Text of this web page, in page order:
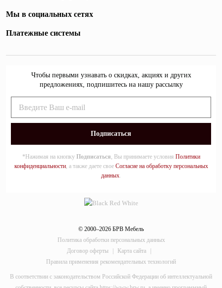
Мы в социальных сетях
Платежные системы
Чтобы первыми узнавать о скидках, акциях и других
предложениях, подпишитесь на нашу рассылку
*Нажимая на кнопку Подписаться, Вы принимаете условия Политики
конфиденциальности, а также даете свое Согласие на обработку персональных
данных.
© 2000–2026 БРВ Мебель
Политика обработки персональных данных
Договор оферты
| Карта сайта
|
Правила применения рекомендательных технологий
В соответствии с законодательством Российской Федерации об интеллектуальной